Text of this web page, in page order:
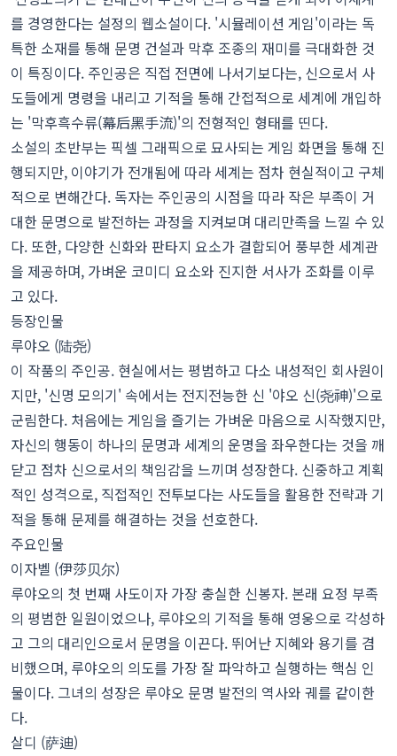
를 경영한다는 설정의 웹소설이다. '시뮬레이션 게임'이라는 독
특한 소재를 통해 문명 건설과 막후 조종의 재미를 극대화한 것
이 특징이다. 주인공은 직접 전면에 나서기보다는, 신으로서 사
도들에게 명령을 내리고 기적을 통해 간접적으로 세계에 개입하
는 '막후흑수류(幕后黑手流)'의 전형적인 형태를 띤다.
소설의 초반부는 픽셀 그래픽으로 묘사되는 게임 화면을 통해 진
행되지만, 이야기가 전개됨에 따라 세계는 점차 현실적이고 구체
적으로 변해간다. 독자는 주인공의 시점을 따라 작은 부족이 거
대한 문명으로 발전하는 과정을 지켜보며 대리만족을 느낄 수 있
다. 또한, 다양한 신화와 판타지 요소가 결합되어 풍부한 세계관
을 제공하며, 가벼운 코미디 요소와 진지한 서사가 조화를 이루
고 있다.
등장인물
루야오 (陆尧)
이 작품의 주인공. 현실에서는 평범하고 다소 내성적인 회사원이
지만, '신명 모의기' 속에서는 전지전능한 신 '야오 신(尧神)'으로
군림한다. 처음에는 게임을 즐기는 가벼운 마음으로 시작했지만,
자신의 행동이 하나의 문명과 세계의 운명을 좌우한다는 것을 깨
닫고 점차 신으로서의 책임감을 느끼며 성장한다. 신중하고 계획
적인 성격으로, 직접적인 전투보다는 사도들을 활용한 전략과 기
적을 통해 문제를 해결하는 것을 선호한다.
주요인물
이자벨 (伊莎贝尔)
루야오의 첫 번째 사도이자 가장 충실한 신봉자. 본래 요정 부족
의 평범한 일원이었으나, 루야오의 기적을 통해 영웅으로 각성하
고 그의 대리인으로서 문명을 이끈다. 뛰어난 지혜와 용기를 겸
비했으며, 루야오의 의도를 가장 잘 파악하고 실행하는 핵심 인
물이다. 그녀의 성장은 루야오 문명 발전의 역사와 궤를 같이한
다.
살디 (萨迪)